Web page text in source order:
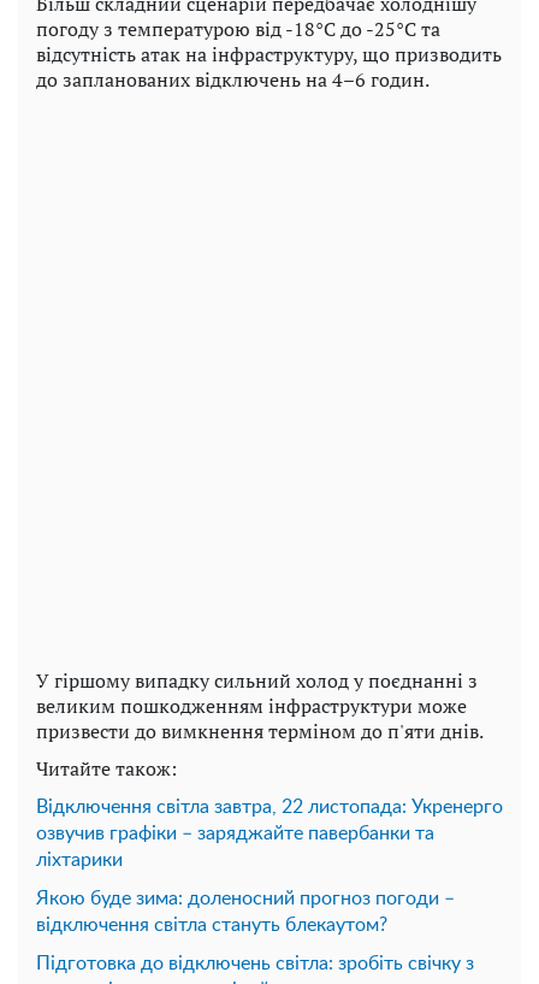
погоду з температурою від -18°C до -25°C та
відсутність атак на інфраструктуру, що призводить
до запланованих відключень на 4–6 годин.
У гіршому випадку сильний холод у поєднанні з
великим пошкодженням інфраструктури може
призвести до вимкнення терміном до п'яти днів.
Читайте також:
Відключення світла завтра, 22 листопада: Укренерго
озвучив графіки – заряджайте павербанки та
ліхтарики
Якою буде зима: доленосний прогноз погоди –
відключення світла стануть блекаутом?
Підготовка до відключень світла: зробіть свічку з